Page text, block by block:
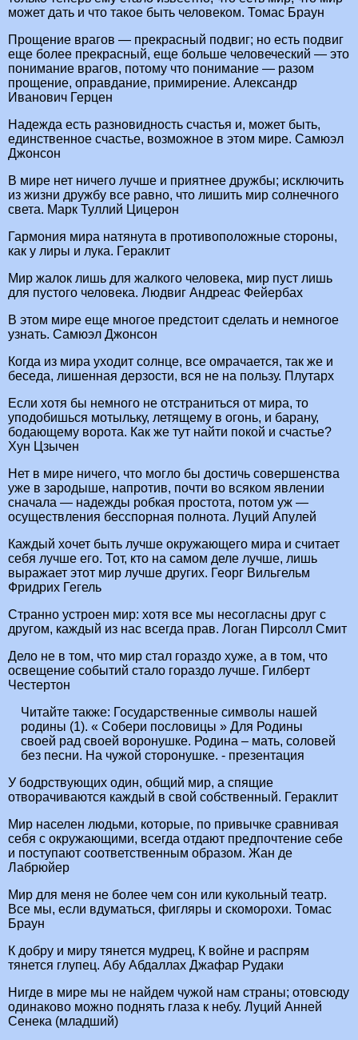
может дать и что такое быть человеком. Томас Браун
Прощение врагов — прекрасный подвиг; но есть подвиг
еще более прекрасный, еще больше человеческий — это
понимание врагов, потому что понимание — разом
прощение, оправдание, примирение. Александр
Иванович Герцен
Надежда есть разновидность счастья и, может быть,
единственное счастье, возможное в этом мире. Самюэл
Джонсон
В мире нет ничего лучше и приятнее дружбы; исключить
из жизни дружбу все равно, что лишить мир солнечного
света. Марк Туллий Цицерон
Гармония мира натянута в противоположные стороны,
как у лиры и лука. Гераклит
Мир жалок лишь для жалкого человека, мир пуст лишь
для пустого человека. Людвиг Андреас Фейербах
В этом мире еще многое предстоит сделать и немногое
узнать. Самюэл Джонсон
Когда из мира уходит солнце, все омрачается, так же и
беседа, лишенная дерзости, вся не на пользу. Плутарх
Если хотя бы немного не отстраниться от мира, то
уподобишься мотыльку, летящему в огонь, и барану,
бодающему ворота. Как же тут найти покой и счастье?
Хун Цзычен
Нет в мире ничего, что могло бы достичь совершенства
уже в зародыше, напротив, почти во всяком явлении
сначала — надежды робкая простота, потом уж —
осуществления бесспорная полнота. Луций Апулей
Каждый хочет быть лучше окружающего мира и считает
себя лучше его. Тот, кто на самом деле лучше, лишь
выражает этот мир лучше других. Георг Вильгельм
Фридрих Гегель
Странно устроен мир: хотя все мы несогласны друг с
другом, каждый из нас всегда прав. Логан Пирсолл Смит
Дело не в том, что мир стал гораздо хуже, а в том, что
освещение событий стало гораздо лучше. Гилберт
Честертон
Читайте также: Государственные символы нашей
родины (1). « Собери пословицы » Для Родины
своей рад своей воронушке. Родина – мать, соловей
без песни. На чужой сторонушке. - презентация
У бодрствующих один, общий мир, а спящие
отворачиваются каждый в свой собственный. Гераклит
Мир населен людьми, которые, по привычке сравнивая
себя с окружающими, всегда отдают предпочтение себе
и поступают соответственным образом. Жан де
Лабрюйер
Мир для меня не более чем сон или кукольный театр.
Все мы, если вдуматься, фигляры и скоморохи. Томас
Браун
К добру и миру тянется мудрец, К войне и распрям
тянется глупец. Абу Абдаллах Джафар Рудаки
Нигде в мире мы не найдем чужой нам страны; отовсюду
одинаково можно поднять глаза к небу. Луций Анней
Сенека (младший)